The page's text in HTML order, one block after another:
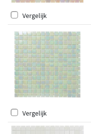
Vergelijk
Vergelijk